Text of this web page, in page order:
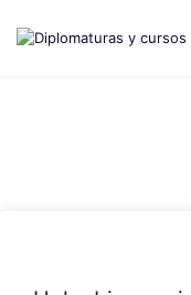
contenido